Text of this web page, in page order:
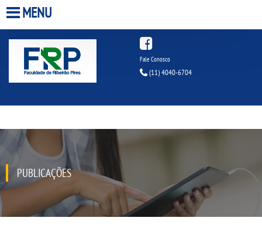
HOME
QUEM SOMOS
ESTÁGIOS
INFRAESTRUTURA
MENU
Fale Conosco
(11) 4040-6704
PUBLICAÇÕES